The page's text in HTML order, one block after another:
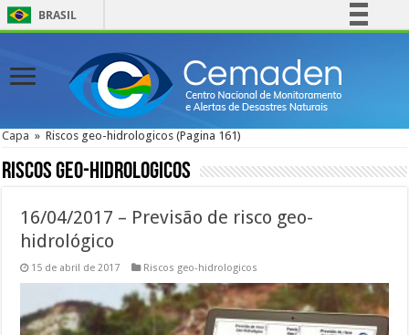
BRASIL
Comunica BR
Participe
Acesso à informação
Canais
Capa » Riscos geo-hidrologicos (Pagina 161)
Riscos geo-hidrologicos
16/04/2017 – Previsão de risco geo-
hidrológico
15 de abril de 2017 Riscos geo-hidrologicos